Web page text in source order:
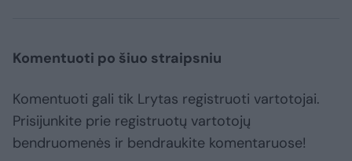
Komentuoti po šiuo straipsniu
Komentuoti gali tik Lrytas registruoti vartotojai.
Prisijunkite prie registruotų vartotojų
bendruomenės ir bendraukite komentaruose!